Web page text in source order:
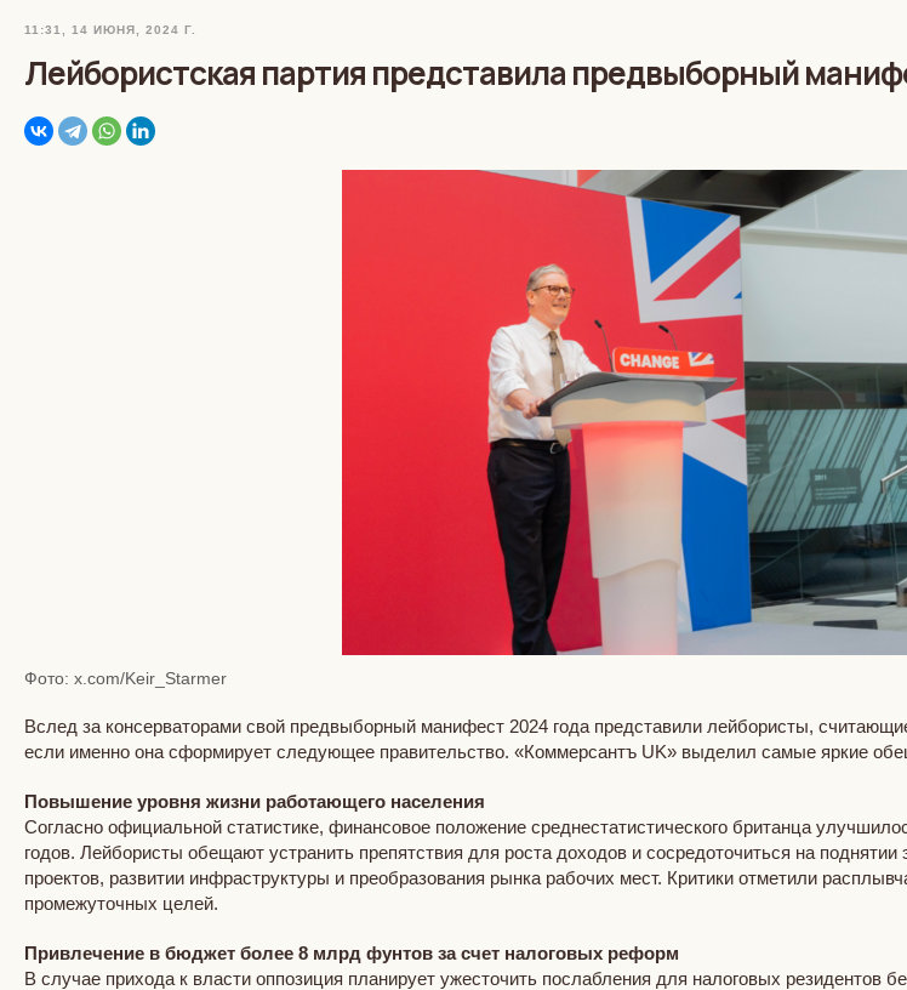
11:31, 14 ИЮНЯ, 2024 Г.
Лейбористская партия представила предвыборный
Фото: x.com/Keir_Starmer
Вслед за консерваторами свой предвыборный манифест 2024 года представили лейбористы,
если именно она сформирует следующее правительство. «Коммерсантъ UK» выделил самые яркие
Повышение уровня жизни работающего населения
Согласно официальной статистике, финансовое положение среднестатистического британца
годов. Лейбористы обещают устранить препятствия для роста доходов и сосредоточиться на
проектов, развитии инфраструктуры и преобразования рынка рабочих мест. Критики отметили
промежуточных целей.
Привлечение в бюджет более 8 млрд фунтов за счет налоговых реформ
В случае прихода к власти оппозиция планирует ужесточить послабления для налоговых резидентов